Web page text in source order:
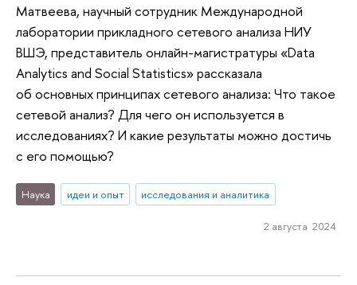
Матвеева, научный сотрудник Международной
лаборатории прикладного сетевого анализа НИУ
ВШЭ, представитель онлайн-магистратуры «Data
Analytics and Social Statistics» рассказала
об основных принципах сетевого анализа: Что такое
сетевой анализ? Для чего он используется в
исследованиях? И какие результаты можно достичь
с его помощью?
Наука идеи и опыт исследования и аналитика
2 августа 2024